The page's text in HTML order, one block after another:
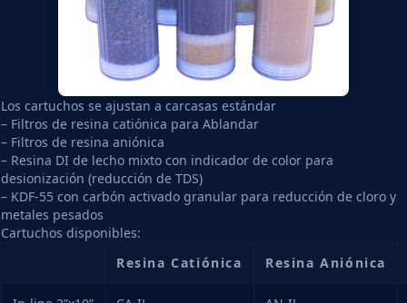
Los cartuchos se ajustan a carcasas estándar
– Filtros de resina catiónica para Ablandar
– Filtros de resina aniónica
– Resina DI de lecho mixto con indicador de color para
desionización (reducción de TDS)
– KDF-55 con carbón activado granular para reducción de cloro y
metales pesados
Cartuchos disponibles:
Resina Catiónica
Resina Aniónica